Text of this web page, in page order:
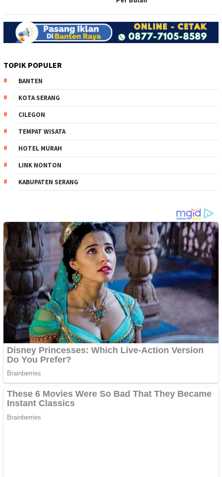
TOPIK POPULER
BANTEN
KOTA SERANG
CILEGON
TEMPAT WISATA
HOTEL MURAH
LINK NONTON
KABUPATEN SERANG